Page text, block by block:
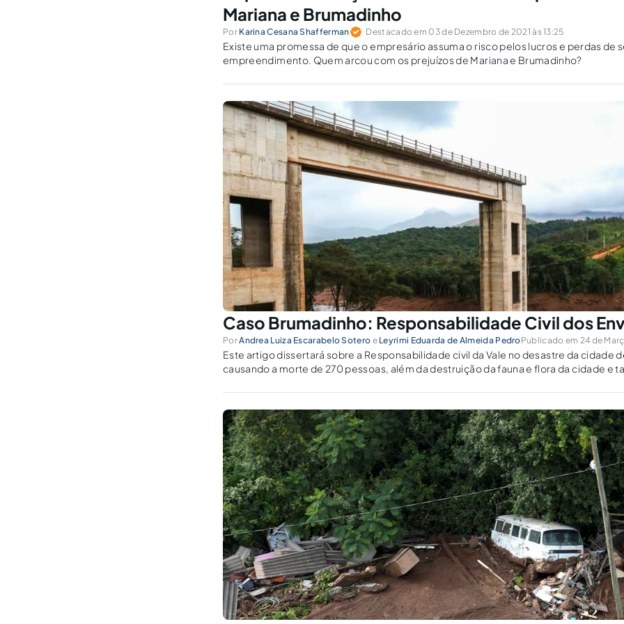
Mariana e Brumadinho
Por Karina Cesana Shafferman Destacado em 03 de Dezembro de 2021 às 13:25
Existe uma promessa de que o empresário assuma o risco pelos lucros e perdas de
empreendimento. Quem arcou com os prejuízos de Mariana e Brumadinho?
Caso Brumadinho: Responsabilidade Civil dos
PorAndrea Luiza Escarabelo Sotero e Leyrimi Eduarda de Almeida PedroPublicado em 24 de
Este artigo dissertará sobre a Responsabilidade civil da Vale no desastre da cidade de Brumadinho,
causando a morte de 270 pessoas, além da destruição da fauna e flora da cidade e também de regiões